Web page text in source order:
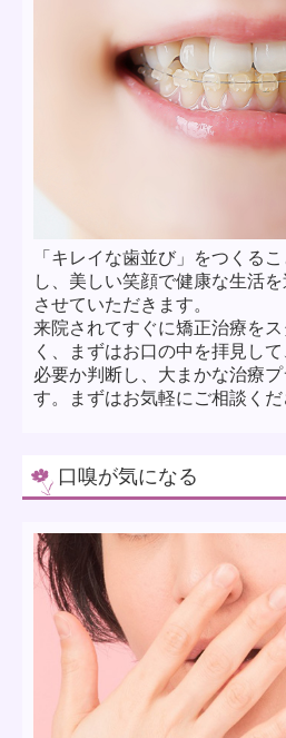
「キレイな歯並び」をつくる
し、美しい笑顔で健康な生活
させていただきます。
来院されてすぐに矯正治療を
く、まずはお口の中を拝見し
必要か判断し、大まかな治療
す。まずはお気軽にご相談くだ
口嗅が気になる